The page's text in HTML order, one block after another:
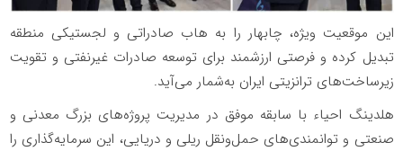
این موقعیت ویژه، چابهار را به هاب صادراتی و لجستیکی منطقه
تبدیل کرده و فرصتی ارزشمند برای توسعه صادرات غیرنفتی و تقویت
زیرساخت‌های ترانزیتی ایران به‌شمار می‌آید.
هلدینگ احیاء با سابقه موفق در مدیریت پروژه‌های بزرگ معدنی و
صنعتی و توانمندی‌های حمل‌ونقل ریلی و دریایی، این سرمایه‌گذاری را